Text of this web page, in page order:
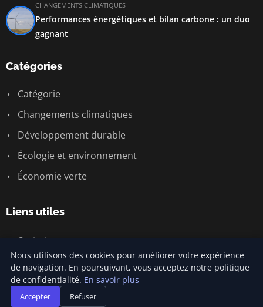
CHANGEMENTS CLIMATIQUES
Performances énergétiques et bilan carbone : un duo
gagnant
Catégories
Catégorie
Changements climatiques
Développement durable
Écologie et environnement
Économie verte
Liens utiles
Contact
© 2026 Urgence Santé Climat. Tous droits réservés.
Nous utilisons des cookies pour améliorer votre expérience
de navigation. En poursuivant, vous acceptez notre politique
de confidentialité. En savoir plus
Accepter Refuser